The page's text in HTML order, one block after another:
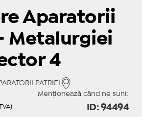
Aparatorii
Metalurgiei
4
PATRIEI
Menționează când ne suni:
ID: 94494